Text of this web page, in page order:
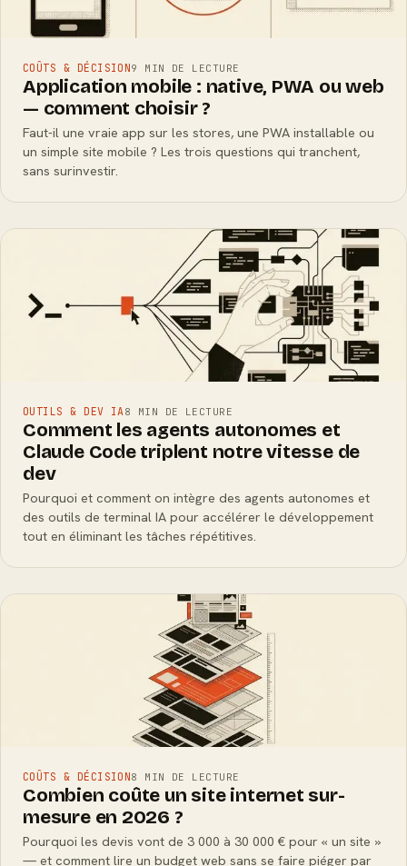
COÛTS & DÉCISION9 MIN DE LECTURE
Application mobile : native, PWA ou web
— comment choisir ?
Faut-il une vraie app sur les stores, une PWA installable ou
un simple site mobile ? Les trois questions qui tranchent,
sans surinvestir.
OUTILS & DEV IA8 MIN DE LECTURE
Comment les agents autonomes et
Claude Code triplent notre vitesse de
dev
Pourquoi et comment on intègre des agents autonomes et
des outils de terminal IA pour accélérer le développement
tout en éliminant les tâches répétitives.
COÛTS & DÉCISION8 MIN DE LECTURE
Combien coûte un site internet sur-
mesure en 2026 ?
Pourquoi les devis vont de 3 000 à 30 000 € pour « un site »
— et comment lire un budget web sans se faire piéger par